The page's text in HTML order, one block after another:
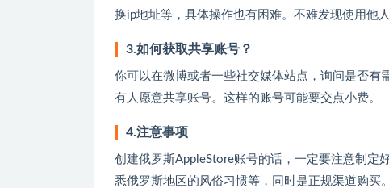
换ip地址等，具体操作也有困难。不难发现使用他
3.如何获取共享账号？
你可以在微博或者一些社交媒体站点，询问是否
有人愿意共享账号。这样的账号可能要交点小费。
4.注意事项
创建俄罗斯AppleStore账号的话，一定要注意制定
悉俄罗斯地区的风俗习惯等，同时是正规渠道购买。